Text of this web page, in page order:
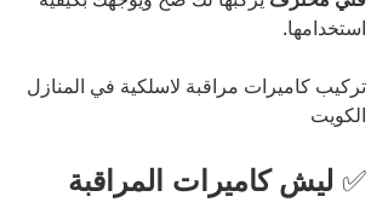
استخدامها.
تركيب كاميرات مراقبة لاسلكية في المنازل
الكويت
✅ ليش كاميرات المراقبة